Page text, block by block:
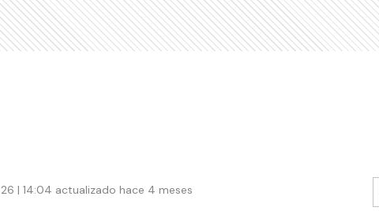
| 14:04 actualizado hace 4 meses